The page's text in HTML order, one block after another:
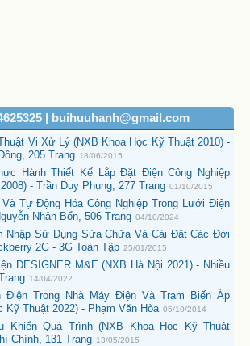
| buihuuhanh@gmail.com
Vi Xử Lý (NXB Khoa Học Kỹ Thuật 2010) -
205 Trang 18/06/2015
Hành Thiết Kế Lắp Đặt Điện Công Nghiệp
- Trần Duy Phụng, 277 Trang 01/10/2015
Tự Động Hóa Công Nghiệp Trong Lưới Điện
Nhân Bổn, 506 Trang 04/10/2024
Nhập Sử Dụng Sửa Chữa Và Cài Đặt Các Đời
2G - 3G Toàn Tập 25/01/2015
DESIGNER M&E (NXB Hà Nội 2021) - Nhiều
14/04/2022
Điện Trong Nhà Máy Điện Và Trạm Biến Áp
Kỹ Thuật 2022) - Phạm Văn Hòa 05/10/2014
Khiển Quá Trình (NXB Khoa Học Kỹ Thuật
Chính, 131 Trang 13/05/2015